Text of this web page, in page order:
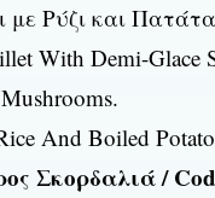
με Ρύζι και
With Demi-Glace
And Boiled
Σκορδαλιά /